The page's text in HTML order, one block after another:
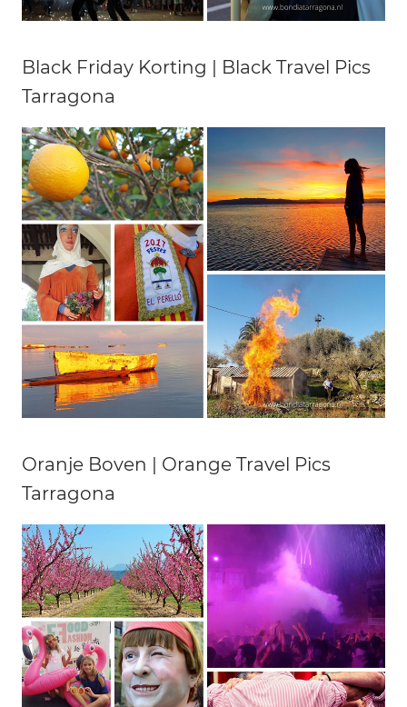
Black Friday Korting | Black Travel Pics
Tarragona
Oranje Boven | Orange Travel Pics
Tarragona